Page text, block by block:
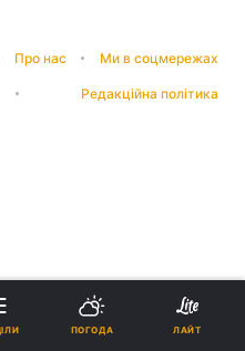
Про нас Ми в соцмережах
Редакційна політика
ПОГОДА ЛАЙТ